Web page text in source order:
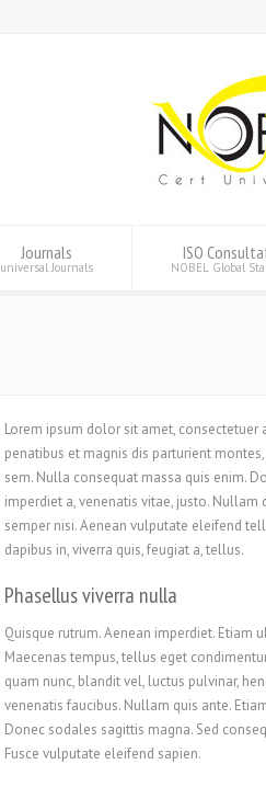
Journals
universal Journals
ISO
NOBEL Global
Lorem ipsum dolor sit amet,
penatibus et magnis dis parturient
sem. Nulla consequat massa quis enim.
imperdiet a, venenatis vitae, justo.
semper nisi. Aenean vulputate eleifend
dapibus in, viverra quis, feugiat a, tellus.
Phasellus viverra nulla
Quisque rutrum. Aenean imperdiet. Etiam
Maecenas tempus, tellus eget
quam nunc, blandit vel, luctus pulvinar,
venenatis faucibus. Nullam quis ante.
Donec sodales sagittis magna. Sed
Fusce vulputate eleifend sapien.